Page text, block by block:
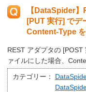
【DataSpider】
[PUT 実行] でデ
Content-Type
REST アダプタの
ァイルにした場合、
カテゴリー：